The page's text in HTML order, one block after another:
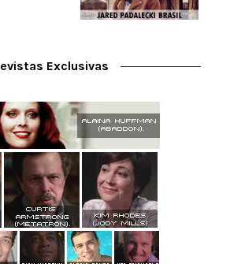
Exclusivas